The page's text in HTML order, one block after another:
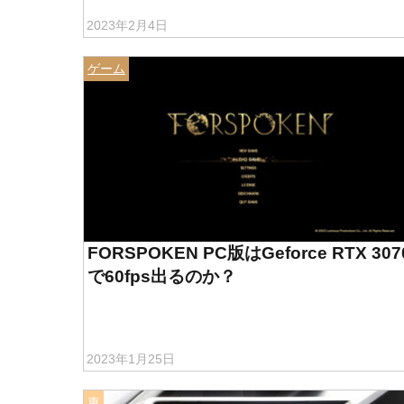
2023年2月4日
ゲーム
FORSPOKEN PC版はGeforce RTX
で60fps出るのか？
2023年1月25日